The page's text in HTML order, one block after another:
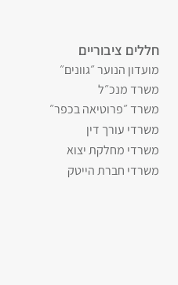
חללים ציבוריים
מועדון הנוער ״גוונים״
משרד מנכ״ל
משרד ״פרוטיאה בכפר״
משרדי עורך דין
משרדי מחלקת יצוא
משרדי חברת הייטק